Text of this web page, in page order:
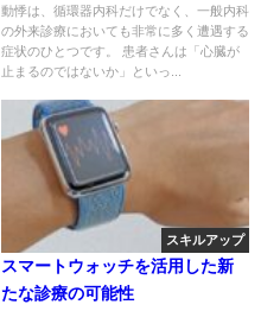
動悸は、循環器内科だけでなく、一般内科
の外来診療においても非常に多く遭遇する
症状のひとつです。 患者さんは「心臓が
止まるのではないか」といっ...
スキルアップ
スマートウォッチを活用した新
たな診療の可能性